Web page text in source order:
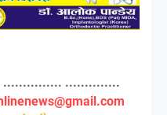
..............